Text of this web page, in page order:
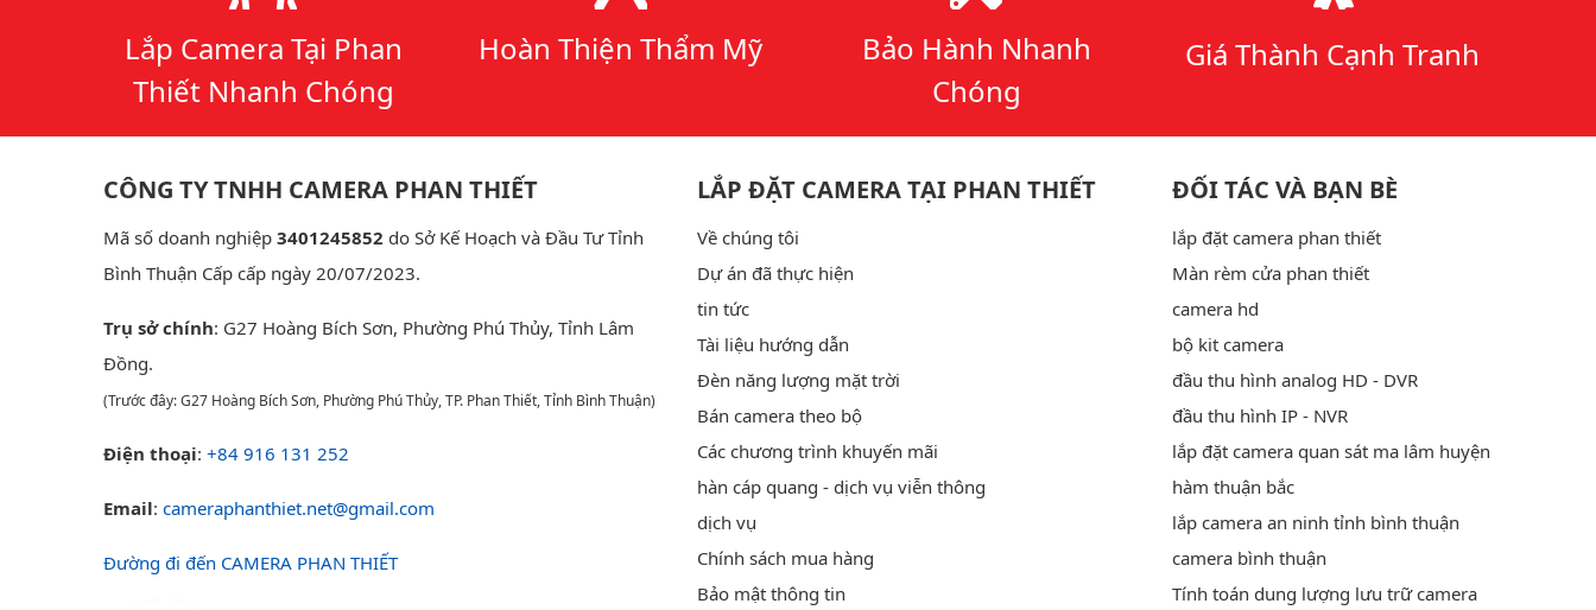
Lắp Camera Tại Phan
Thiết Nhanh Chóng
Hoàn Thiện Thẩm Mỹ
Bảo Hành Nhanh
Chóng
Giá Thành Cạnh Tranh
CÔNG TY TNHH CAMERA PHAN THIẾT
Mã số doanh nghiệp 3401245852 do Sở Kế Hoạch và Đầu Tư Tỉnh
Bình Thuận Cấp cấp ngày 20/07/2023.
Trụ sở chính: G27 Hoàng Bích Sơn, Phường Phú Thủy, Tỉnh Lâm
Đồng.
(Trước đây: G27 Hoàng Bích Sơn, Phường Phú Thủy, TP. Phan Thiết, Tỉnh Bình Thuận)
Điện thoại: +84 916 131 252
Email: cameraphanthiet.net@gmail.com
Đường đi đến CAMERA PHAN THIẾT
LẮP ĐẶT CAMERA TẠI PHAN THIẾT
Về chúng tôi
Dự án đã thực hiện
tin tức
Tài liệu hướng dẫn
Đèn năng lượng mặt trời
Bán camera theo bộ
Các chương trình khuyến mãi
hàn cáp quang - dịch vụ viễn thông
dịch vụ
Chính sách mua hàng
Bảo mật thông tin
ĐỐI TÁC VÀ BẠN BÈ
lắp đặt camera phan thiết
Màn rèm cửa phan thiết
camera hd
bộ kit camera
đầu thu hình analog HD - DVR
đầu thu hình IP - NVR
lắp đặt camera quan sát ma lâm huyện
hàm thuận bắc
lắp camera an ninh tỉnh bình thuận
camera bình thuận
Tính toán dung lượng lưu trữ camera